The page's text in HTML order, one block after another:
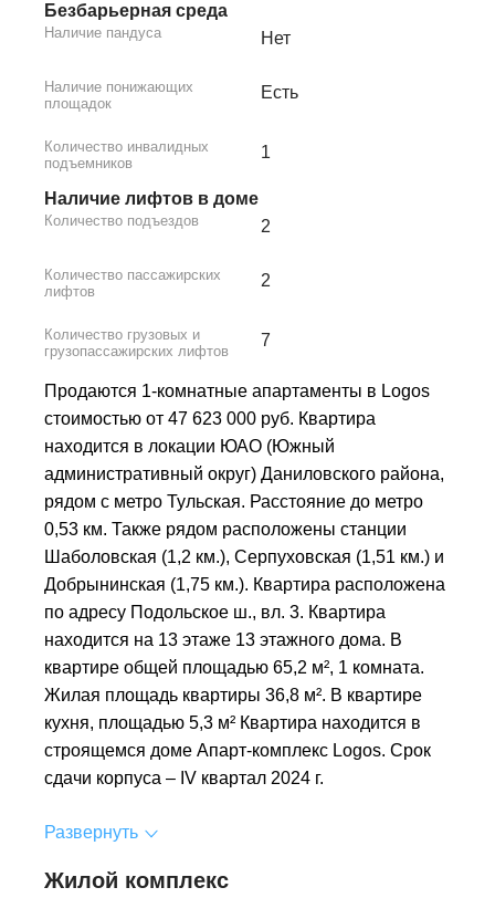
Безбарьерная среда
Наличие пандуса Нет
Наличие понижающих
площадок
Есть
Количество инвалидных
подъемников
1
Наличие лифтов в доме
Количество подъездов 2
Количество пассажирских
лифтов
2
Количество грузовых и
грузопассажирских лифтов
7
Продаются 1-комнатные апартаменты в Logos
стоимостью от 47 623 000 руб. Квартира
находится в локации ЮАО (Южный
административный округ) Даниловского района,
рядом с метро Тульская. Расстояние до метро
0,53 км. Также рядом расположены станции
Шаболовская (1,2 км.), Серпуховская (1,51 км.) и
Добрынинская (1,75 км.). Квартира расположена
по адресу Подольское ш., вл. 3. Квартира
находится на 13 этаже 13 этажного дома. В
квартире общей площадью 65,2 м², 1 комната.
Жилая площадь квартиры 36,8 м². В квартире
кухня, площадью 5,3 м² Квартира находится в
строящемся доме Апарт-комплекс Logos. Срок
сдачи корпуса – IV квартал 2024 г.
Развернуть
Жилой комплекс